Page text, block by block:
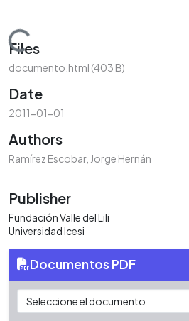
Loading...
Files
documento.html (403 B)
Date
2011-01-01
Authors
Ramírez Escobar, Jorge Hernán
Publisher
Fundación Valle del Lili
Universidad Icesi
Documentos PDF